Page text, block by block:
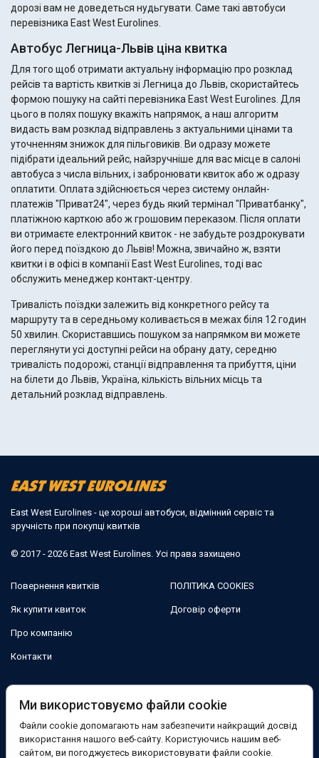
дорозі вам не доведеться нудьгувати. Саме такі автобуси
перевізника East West Eurolines.
Автобус Легница-Львів ціна квитка
Для того щоб отримати актуальну інформацію про розклад
рейсів та вартість квитків зі Легница до Львів, скористайтесь
формою пошуку на сайті перевізника East West Eurolines. Для
цього в полях пошуку вкажіть напрямок, а наш алгоритм
видасть вам розклад відправлень з актуальними цінами та
уточненням знижок для пільговиків. Ви одразу можете
підібрати ідеальний рейс, найзручніше для вас місце в салоні
автобуса з числа вільних, і забронювати квиток або ж одразу
оплатити. Оплата здійснюється через систему онлайн-
платежів "Приват24", через будь який термінал "Приватбанку",
платіжною карткою або ж грошовим переказом. Після оплати
ви отримаєте електронний квиток - не забудьте роздрокувати
його перед поїздкою до Львів! Можна, звичайно ж, взяти
квитки і в офісі в компанії East West Eurolines, тоді вас
обслужить менеджер контакт-центру.
Тривалість поїздки залежить від конкретного рейсу та
маршруту та в середньому коливається в межах біля 12 годин
50 хвилин. Скориставшись пошуком за напрямком ви можете
переглянути усі доступні рейси на обрану дату, середню
тривалість подорожі, станції відправлення та прибуття, ціни
на білети до Львів, Україна, кількість вільних місць та
детальний розклад відправлень.
East West Eurolines - це хороші автобуси, відмінний сервіс та
зручність при покупці квитків
© 2017 - 2026 East West Eurolines. Усі права захищено
Повернення квитків
Як купити квиток
Про компанію
Контакти
ПОЛІТИКА COOKIES
Договір оферти
Facebook
Ми використовуємо файли cookie
Файли cookie допомагають нам забезпечити найкращий досвід
використання нашого веб-сайту. Користуючись нашим веб-
сайтом, ви погоджуєтесь використовувати файли cookie.